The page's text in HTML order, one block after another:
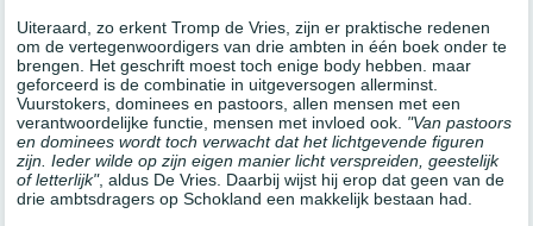
Uiteraard, zo erkent Tromp de Vries, zijn er praktische redenen
om de vertegenwoordigers van drie ambten in één boek onder te
brengen. Het geschrift moest toch enige body hebben. maar
geforceerd is de combinatie in uitgeversogen allerminst.
Vuurstokers, dominees en pastoors, allen mensen met een
verantwoordelijke functie, mensen met invloed ook. "Van pastoors
en dominees wordt toch verwacht dat het lichtgevende figuren
zijn. Ieder wilde op zijn eigen manier licht verspreiden, geestelijk
of letterlijk", aldus De Vries. Daarbij wijst hij erop dat geen van de
drie ambtsdragers op Schokland een makkelijk bestaan had.